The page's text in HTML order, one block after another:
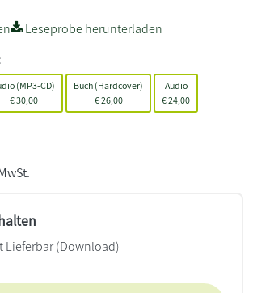
Leseprobe herunterladen
(MP3-CD)
€30,00
Buch (Hardcover)
€26,00
Audio
€24,00
Lieferbar (Download)